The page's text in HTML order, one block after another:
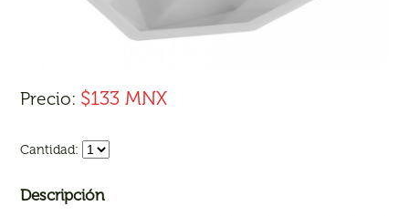
Precio: $133 MNX
Cantidad:
Descripción